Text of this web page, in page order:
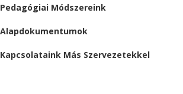
Pedagógiai Módszereink
Alapdokumentumok
Kapcsolataink Más Szervezetekkel